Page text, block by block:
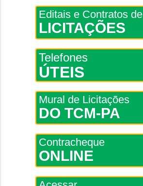
Editais e Contratos de
LICITAÇÕES
Telefones
ÚTEIS
Mural de Licitações
DO TCM-PA
Contracheque
ONLINE